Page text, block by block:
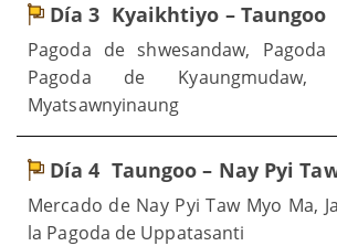
Día 3 Kyaikhtiyo – Taungoo
Pagoda de shwesandaw, Pagoda
Pagoda de Kyaungmudaw,
Myatsawnyinaung
Día 4 Taungoo – Nay Pyi
Mercado de Nay Pyi Taw Myo Ma,
la Pagoda de Uppatasanti